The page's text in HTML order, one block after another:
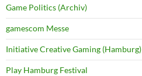
Game Politics (Archiv)
gamescom Messe
Initiative Creative Gaming (Hamburg)
Play Hamburg Festival